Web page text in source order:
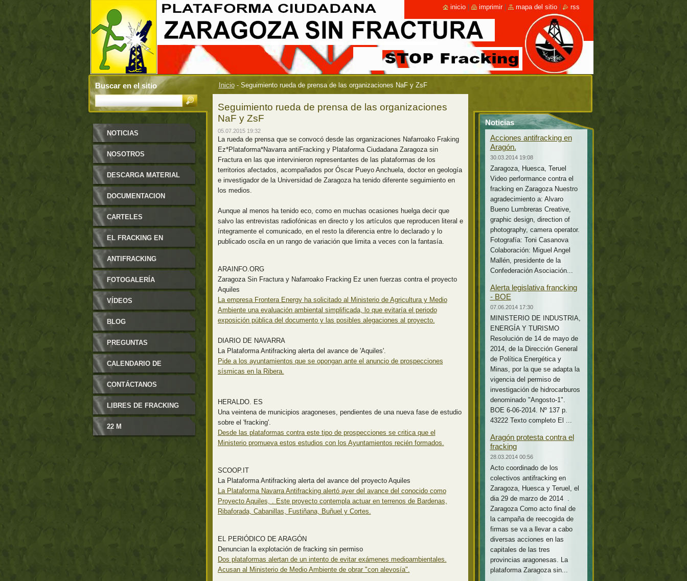
Inicio - Seguimiento rueda de prensa de las organizaciones NaF y ZsF
Seguimiento rueda de prensa de las organizaciones
NaF y ZsF
05.07.2015 19:32
La rueda de prensa que se convocó desde las organizaciones Nafarroako Fraking
Ez*Plataforma*Navarra antiFracking y Plataforma Ciudadana Zaragoza sin
Fractura en las que intervinieron representantes de las plataformas de los
territorios afectados, acompañados por Óscar Pueyo Anchuela, doctor en geología
e investigador de la Universidad de Zaragoza ha tenido diferente seguimiento en
los medios.
Aunque al menos ha tenido eco, como en muchas ocasiones huelga decir que
salvo las entrevistas radiofónicas en directo y los artículos que reproducen literal e
íntegramente el comunicado, en el resto la diferencia entre lo declarado y lo
publicado oscila en un rango de variación que limita a veces con la fantasía.
ARAINFO.ORG
Zaragoza Sin Fractura y Nafarroako Fracking Ez unen fuerzas contra el proyecto
Aquiles
La empresa Frontera Energy ha solicitado al Ministerio de Agricultura y Medio
Ambiente una evaluación ambiental simplificada, lo que evitaría el periodo
exposición pública del documento y las posibles alegaciones al proyecto.
DIARIO DE NAVARRA
La Plataforma Antifracking alerta del avance de 'Aquiles'.
Pide a los ayuntamientos que se opongan ante el anuncio de prospecciones
sísmicas en la Ribera.
HERALDO. ES
Una veintena de municipios aragoneses, pendientes de una nueva fase de estudio
sobre el 'fracking'.
Desde las plataformas contra este tipo de prospecciones se critica que el
Ministerio promueva estos estudios con los Ayuntamientos recién formados.
SCOOP.IT
La Plataforma Antifracking alerta del avance del proyecto Aquiles
La Plataforma Navarra Antifracking alertó ayer del avance del conocido como
Proyecto Aquiles, . Este proyecto contempla actuar en terrenos de Bardenas,
Ribaforada, Cabanillas, Fustiñana, Buñuel y Cortes.
EL PERIÓDICO DE ARAGÓN
Denuncian la explotación de fracking sin permiso
Dos plataformas alertan de un intento de evitar exámenes medioambientales.
Acusan al Ministerio de Medio Ambiente de obrar "con alevosía".
NOTICIAS
NOSOTROS
DESCARGA MATERIAL
DOCUMENTACION
CARTELES
MODIFICABLES
EL FRACKING EN
ARAGÓN
ANTIFRACKING
FOTOGALERÍA
VÍDEOS
BLOG
PREGUNTAS
FRECUENTES
CALENDARIO DE
EVENTOS
CONTÁCTANOS
LIBRES DE FRACKING
22 M
Noticias
Acciones antifracking en
Aragón.
30.03.2014 19:08
Zaragoza, Huesca, Teruel
Video performance contra el
fracking en Zaragoza Nuestro
agradecimiento a: Alvaro
Bueno Lumbreras Creative,
graphic design, direction of
photography, camera operator.
Fotografía: Toni Casanova
Colaboración: Miguel Angel
Mallén, presidente de la
Confederación Asociación...
Alerta legislativa francking
- BOE
07.06.2014 17:30
MINISTERIO DE INDUSTRIA,
ENERGÍA Y TURISMO
Resolución de 14 de mayo de
2014, de la Dirección General
de Política Energética y
Minas, por la que se adapta la
vigencia del permiso de
investigación de hidrocarburos
denominado "Angosto-1".
BOE 6-06-2014. Nº 137 p.
43222 Texto completo El ...
Aragón protesta contra el
fracking
28.03.2014 00:56
Acto coordinado de los
colectivos antifracking en
Zaragoza, Huesca y Teruel, el
dia 29 de marzo de 2014 .
Zaragoza Como acto final de
la campaña de reecogida de
firmas se va a llevar a cabo
diversas acciones en las
capitales de las tres
provincias aragonesas. La
plataforma Zaragoza sin...
Buscar en el sitio
inicio imprimir mapa del sitio rss